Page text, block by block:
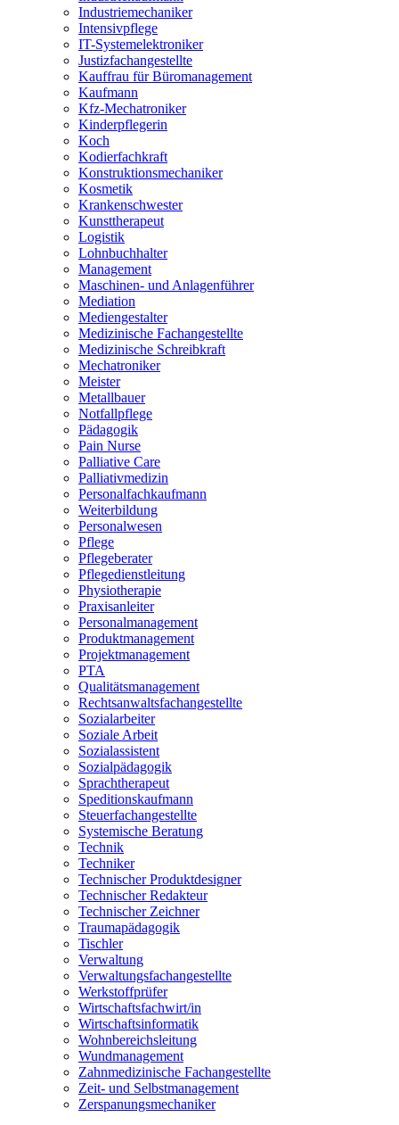
Industriemechaniker
Intensivpflege
IT-Systemelektroniker
Justizfachangestellte
Kauffrau für Büromanagement
Kaufmann
Kfz-Mechatroniker
Kinderpflegerin
Koch
Kodierfachkraft
Konstruktionsmechaniker
Kosmetik
Krankenschwester
Kunsttherapeut
Logistik
Lohnbuchhalter
Management
Maschinen- und Anlagenführer
Mediation
Mediengestalter
Medizinische Fachangestellte
Medizinische Schreibkraft
Mechatroniker
Meister
Metallbauer
Notfallpflege
Pädagogik
Pain Nurse
Palliative Care
Palliativmedizin
Personalfachkaufmann
Weiterbildung
Personalwesen
Pflege
Pflegeberater
Pflegedienstleitung
Physiotherapie
Praxisanleiter
Personalmanagement
Produktmanagement
Projektmanagement
PTA
Qualitätsmanagement
Rechtsanwaltsfachangestellte
Sozialarbeiter
Soziale Arbeit
Sozialassistent
Sozialpädagogik
Sprachtherapeut
Speditionskaufmann
Steuerfachangestellte
Systemische Beratung
Technik
Techniker
Technischer Produktdesigner
Technischer Redakteur
Technischer Zeichner
Traumapädagogik
Tischler
Verwaltung
Verwaltungsfachangestellte
Werkstoffprüfer
Wirtschaftsfachwirt/in
Wirtschaftsinformatik
Wohnbereichsleitung
Wundmanagement
Zahnmedizinische Fachangestellte
Zeit- und Selbstmanagement
Zerspanungsmechaniker